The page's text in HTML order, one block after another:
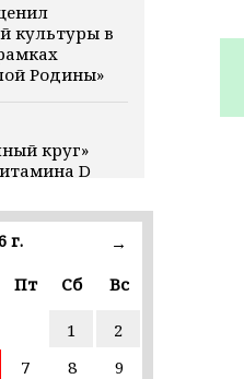
культуры в
Родины»
круг»
D
начинается
г.
→
Пт Сб Вс
1
2
7 8
9